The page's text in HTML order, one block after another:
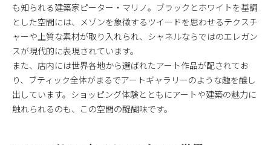
も知られる建築家ピーター・マリノ。ブラックとホワイトを基調
とした空間には、メゾンを象徴するツイードを思わせるテクスチ
ャーや上質な素材が取り入れられ、シャネルならではのエレガン
スが現代的に表現されています。
また、店内には世界各地から選ばれたアート作品が配されてお
り、ブティック全体がまるでアートギャラリーのような趣を醸し
出しています。ショッピング体験とともにアートや建築の魅力に
触れられるのも、この空間の醍醐味です。